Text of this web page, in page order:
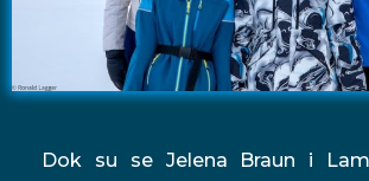
Dok su se Jelena Braun i